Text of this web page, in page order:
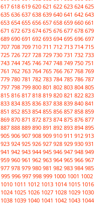
617 618 619 620 621 622 623 624 625
635 636 637 638 639 640 641 642 643
653 654 655 656 657 658 659 660 661
671 672 673 674 675 676 677 678 679
689 690 691 692 693 694 695 696 697
707 708 709 710 711 712 713 714 715
725 726 727 728 729 730 731 732 733
743 744 745 746 747 748 749 750 751
761 762 763 764 765 766 767 768 769
779 780 781 782 783 784 785 786 787
797 798 799 800 801 802 803 804 805
815 816 817 818 819 820 821 822 823
833 834 835 836 837 838 839 840 841
851 852 853 854 855 856 857 858 859
869 870 871 872 873 874 875 876 877
887 888 889 890 891 892 893 894 895
905 906 907 908 909 910 911 912 913
923 924 925 926 927 928 929 930 931
941 942 943 944 945 946 947 948 949
959 960 961 962 963 964 965 966 967
977 978 979 980 981 982 983 984 985
995 996 997 998 999 1000 1001 1002
1010 1011 1012 1013 1014 1015 1016
1024 1025 1026 1027 1028 1029 1030
1038 1039 1040 1041 1042 1043 1044